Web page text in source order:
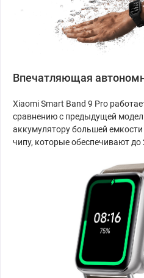
Впечатляющая
Xiaomi Smart Band 9 Pro
сравнению с предыдущей
аккумулятору большей
чипу, которые обеспечивают